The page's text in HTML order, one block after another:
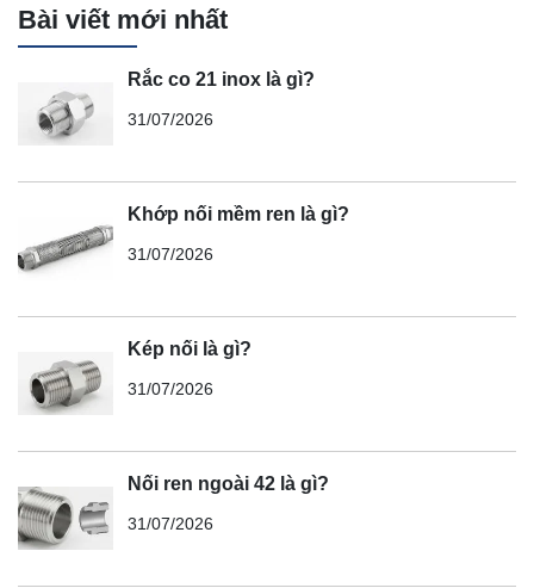
Bài viết mới nhất
Rắc co 21 inox là gì?
31/07/2026
Khớp nối mềm ren là gì?
31/07/2026
Kép nối là gì?
31/07/2026
Nối ren ngoài 42 là gì?
31/07/2026